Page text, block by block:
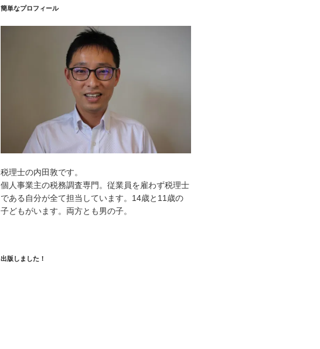
簡単なプロフィール
税理士の内田敦です。
個人事業主の税務調査専門。従業員を雇わず税理士
である自分が全て担当しています。14歳と11歳の
子どもがいます。両方とも男の子。
出版しました！